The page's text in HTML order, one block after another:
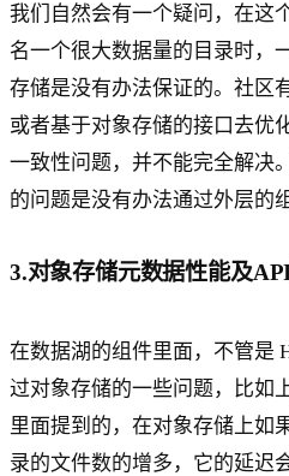
我们自然会有一个疑问，在这
名一个很大数据量的目录时，
存储是没有办法保证的。社区
或者基于对象存储的接口去优
一致性问题，并不能完全解决
的问题是没有办法通过外层的
3.对象存储元数据性能及
在数据湖的组件里面，不管是
过对象存储的一些问题，比如
里面提到的，在对象存储上如
录的文件数的增多，它的延迟